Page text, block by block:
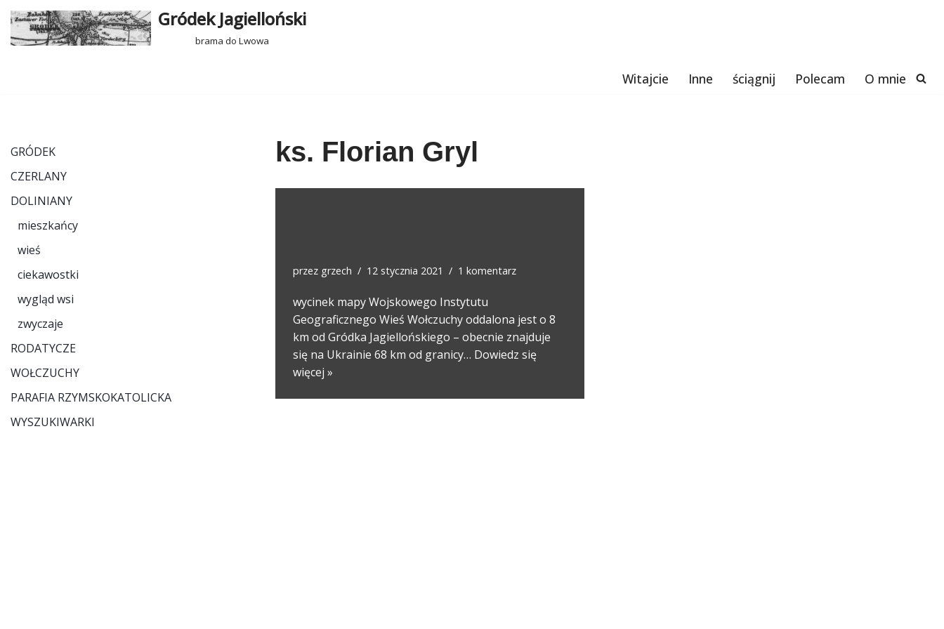
Przejdź
Gródek Jagielloński
brama do Lwowa
Witajcie Inne ściągnij Polecam O mnie
GRÓDEK
CZERLANY
DOLINIANY
mieszkańcy
wieś
ciekawostki
wygląd wsi
zwyczaje
RODATYCZE
WOŁCZUCHY
PARAFIA RZYMSKOKATOLICKA
WYSZUKIWARKI
ks. Florian Gryl
przez grzech 12 stycznia 2021 1 komentarz
wycinek mapy Wojskowego Instytutu
Geograficznego Wieś Wołczuchy oddalona jest o 8
km od Gródka Jagiellońskiego – obecnie znajduje
się na Ukrainie 68 km od granicy… Dowiedz się
więcej »